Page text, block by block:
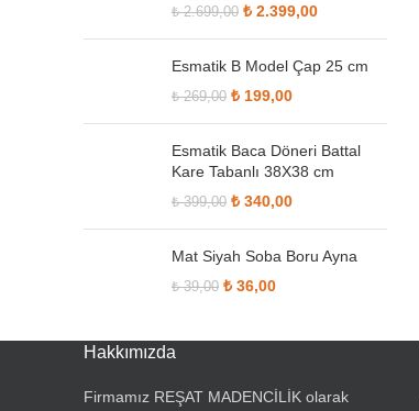
₺2.699,00 Orijinal fiyat:
₺ 2.399,00
Esmatik B Model Çap 25 cm
₺269,00 Orijinal fiyat: ₺ 269,00.
₺ 199,00
Esmatik Baca Döneri Battal
Kare Tabanlı 38X38 cm
₺399,00 Orijinal fiyat: ₺ 399,00.
₺ 340,00
Mat Siyah Soba Boru Ayna
₺39,00 Orijinal fiyat: ₺ 39,00.
₺ 36,00
Hakkımızda
Firmamız REŞAT MADENCİLİK olarak